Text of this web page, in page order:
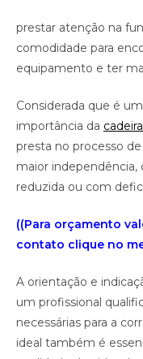
prestar atenção na
comodidade para
equipamento e ter
Considerada que é
importância da cadeira
presta no processo
maior independência,
reduzida ou com
((Para orçamento
contato clique no
A orientação e
um profissional
necessárias para a
ideal também é